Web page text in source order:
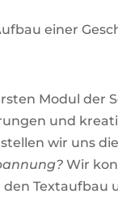
einer
Modul der
und
wir uns
Wir
den Text­aufbau